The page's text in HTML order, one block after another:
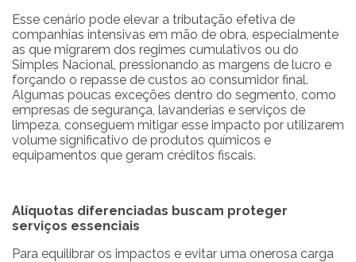
Esse cenário pode elevar a tributação efetiva de
companhias intensivas em mão de obra, especialmente
as que migrarem dos regimes cumulativos ou do
Simples Nacional, pressionando as margens de lucro e
forçando o repasse de custos ao consumidor final.
Algumas poucas exceções dentro do segmento, como
empresas de segurança, lavanderias e serviços de
limpeza, conseguem mitigar esse impacto por utilizarem
volume significativo de produtos químicos e
equipamentos que geram créditos fiscais.
Alíquotas diferenciadas buscam proteger
serviços essenciais
Para equilibrar os impactos e evitar uma onerosa carga